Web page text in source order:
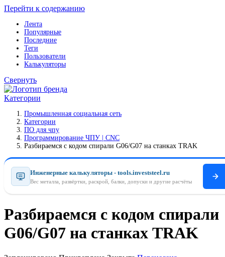
Перейти к содержанию
Лента
Популярные
Последние
Теги
Пользователи
Калькуляторы
Свернуть
Категории
Промышленная социальная сеть
Категории
ПO для чпу
Программирование ЧПУ | CNC
Разбираемся с кодом спирали G06/G07 на станках TRAK
Инженерные калькуляторы - tools.investsteel.ru
Вес металла, развёртки, раскрой, балки, допуски и другие расчёты
Разбираемся с кодом спирали
G06/G07 на станках TRAK